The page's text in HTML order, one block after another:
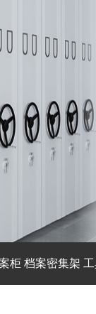
柜 档案密集架